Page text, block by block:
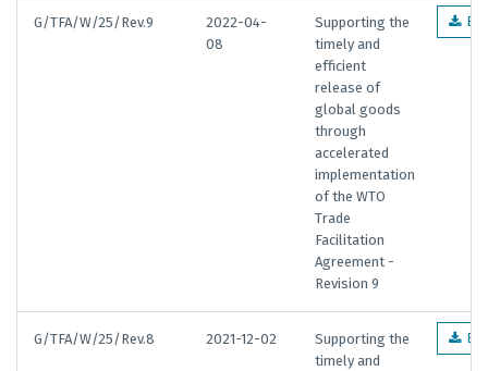
G/TFA/W/25/Rev.9
2022-04-
08
Supporting the
timely and
efficient
release of
global goods
through
accelerated
implementation
of the WTO
Trade
Facilitation
Agreement -
Revision 9
EN
G/TFA/W/25/Rev.8 2021-12-02
Supporting the
timely and
EN